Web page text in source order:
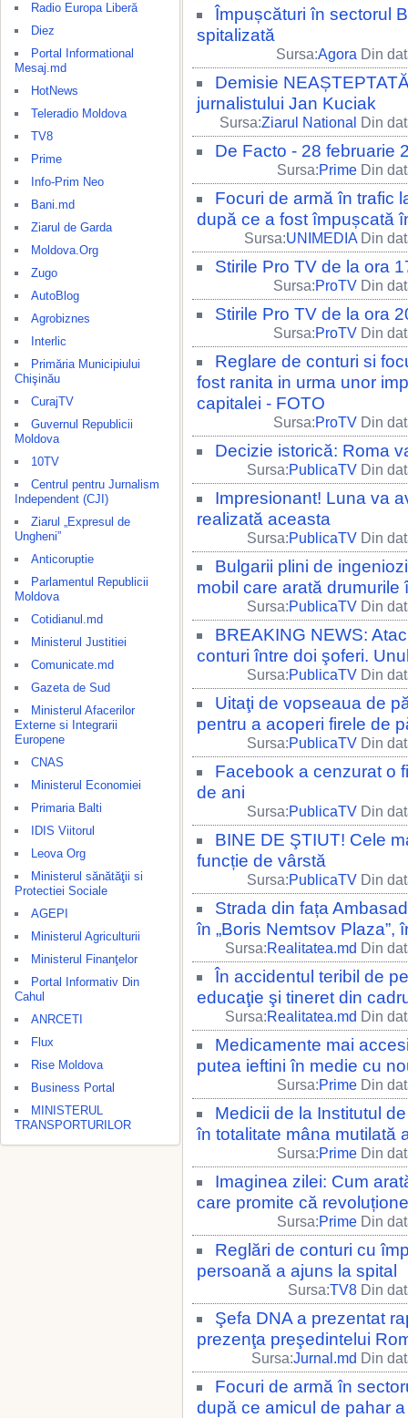
Radio Europa Liberă
Diez
Portal Informational
Mesaj.md
HotNews
Teleradio Moldova
TV8
Prime
Info-Prim Neo
Bani.md
Ziarul de Garda
Moldova.Org
Zugo
AutoBlog
Agrobiznes
Interlic
Primăria Municipiului
Chişinău
CurajTV
Guvernul Republicii
Moldova
10TV
Centrul pentru Jurnalism
Independent (CJI)
Ziarul „Expresul de
Ungheni”
Anticoruptie
Parlamentul Republicii
Moldova
Cotidianul.md
Ministerul Justitiei
Comunicate.md
Gazeta de Sud
Ministerul Afacerilor
Externe si Integrarii
Europene
CNAS
Ministerul Economiei
Primaria Balti
IDIS Viitorul
Leova Org
Ministerul sănătăţii si
Protectiei Sociale
AGEPI
Ministerul Agriculturii
Ministerul Finanţelor
Portal Informativ Din
Cahul
ANRCETI
Flux
Rise Moldova
Business Portal
MINISTERUL
TRANSPORTURILOR
Împușcături în sectorul
spitalizată
Sursa:Agora Din
Demisie
jurnalistului Jan Kuciak
Sursa:Ziarul National Din
De Facto - 28 februarie
Sursa:Prime Din
Focuri de armă în trafic
după ce a fost împușcată
Sursa:UNIMEDIA Din
Stirile Pro TV de la ora
Sursa:ProTV Din
Stirile Pro TV de la ora
Sursa:ProTV Din
Reglare de conturi si
fost ranita in urma unor
capitalei - FOTO
Sursa:ProTV Din
Decizie istorică: Roma
Sursa:PublicaTV Din
Impresionant! Luna va
realizată aceasta
Sursa:PublicaTV Din
Bulgarii plini de
mobil care arată drumurile
Sursa:PublicaTV Din
BREAKING NEWS:
conturi între doi şoferi.
Sursa:PublicaTV Din
Uitaţi de vopseaua de
pentru a acoperi firele de
Sursa:PublicaTV Din
Facebook a cenzurat o
de ani
Sursa:PublicaTV Din
BINE DE ŞTIUT! Cele
funcție de vârstă
Sursa:PublicaTV Din
Strada din fața
în „Boris Nemtsov Plaza”,
Sursa:Realitatea.md Din
În accidentul teribil de
educaţie şi tineret din
Sursa:Realitatea.md Din
Medicamente mai
putea ieftini în medie cu
Sursa:Prime Din
Medicii de la Institutul
în totalitate mâna mutilată
Sursa:Prime Din
Imaginea zilei: Cum
care promite că
Sursa:Prime Din
Reglări de conturi cu
persoană a ajuns la spital
Sursa:TV8 Din
Şefa DNA a prezentat
prezenţa preşedintelui
Sursa:Jurnal.md Din
Focuri de armă în
după ce amicul de pahar